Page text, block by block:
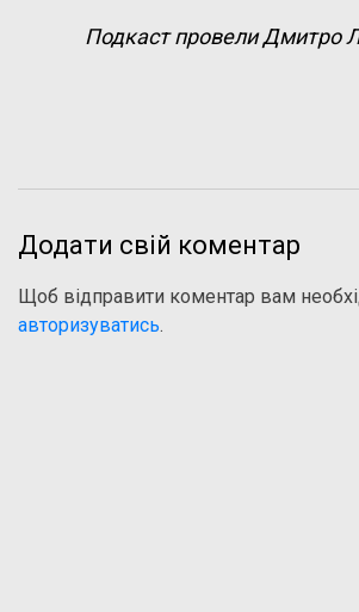
Подкаст провели Дмитро
Додати свій коментар
Щоб відправити коментар вам
авторизуватись.